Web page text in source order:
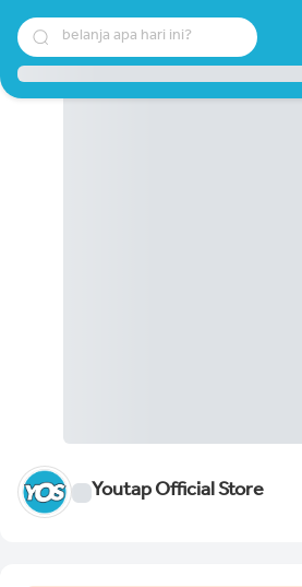
belanja apa hari ini?
Youtap Official Store